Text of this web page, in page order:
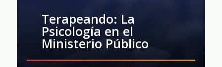
Terapeando: La
Psicología en el
Ministerio Público